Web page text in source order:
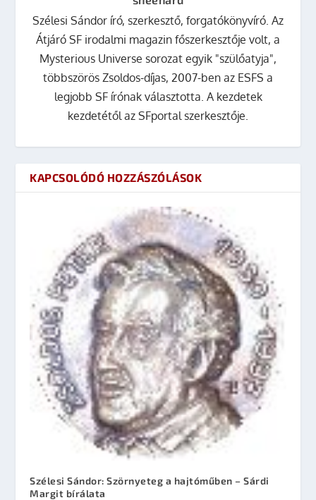
Szélesi Sándor író, szerkesztő, forgatókönyvíró. Az
Átjáró SF irodalmi magazin főszerkesztője volt, a
Mysterious Universe sorozat egyik "szülőatyja",
többszörös Zsoldos-díjas, 2007-ben az ESFS a
legjobb SF írónak választotta. A kezdetek
kezdetétől az SFportal szerkesztője.
KAPCSOLÓDÓ HOZZÁSZÓLÁSOK
Szélesi Sándor: Szörnyeteg a hajtóműben – Sárdi
Margit bírálata